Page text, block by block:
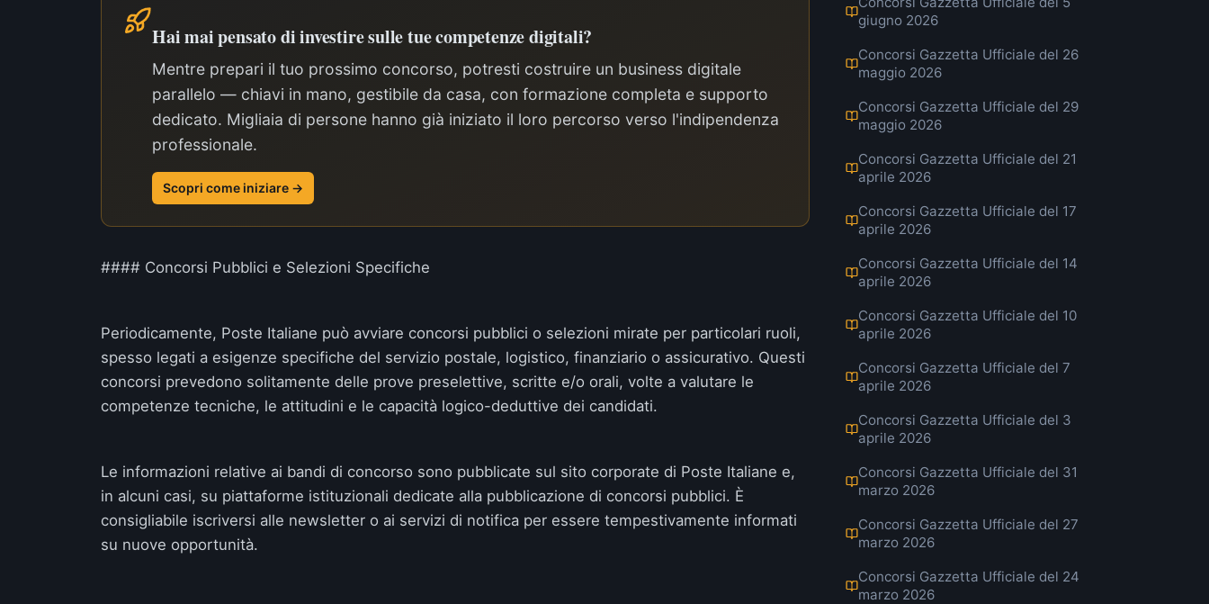
Hai mai pensato di investire sulle tue competenze digitali?
Mentre prepari il tuo prossimo concorso, potresti costruire un business digitale
parallelo — chiavi in mano, gestibile da casa, con formazione completa e supporto
dedicato. Migliaia di persone hanno già iniziato il loro percorso verso l'indipendenza
professionale.
Scopri come iniziare →
#### Concorsi Pubblici e Selezioni Specifiche
Periodicamente, Poste Italiane può avviare concorsi pubblici o selezioni mirate per particolari ruoli,
spesso legati a esigenze specifiche del servizio postale, logistico, finanziario o assicurativo. Questi
concorsi prevedono solitamente delle prove preselettive, scritte e/o orali, volte a valutare le
competenze tecniche, le attitudini e le capacità logico-deduttive dei candidati.
Le informazioni relative ai bandi di concorso sono pubblicate sul sito corporate di Poste Italiane e,
in alcuni casi, su piattaforme istituzionali dedicate alla pubblicazione di concorsi pubblici. È
consigliabile iscriversi alle newsletter o ai servizi di notifica per essere tempestivamente informati
su nuove opportunità.
giugno 2026
Concorsi Gazzetta Ufficiale del 26
maggio 2026
Concorsi Gazzetta Ufficiale del 29
maggio 2026
Concorsi Gazzetta Ufficiale del 21
aprile 2026
Concorsi Gazzetta Ufficiale del 17
aprile 2026
Concorsi Gazzetta Ufficiale del 14
aprile 2026
Concorsi Gazzetta Ufficiale del 10
aprile 2026
Concorsi Gazzetta Ufficiale del 7
aprile 2026
Concorsi Gazzetta Ufficiale del 3
aprile 2026
Concorsi Gazzetta Ufficiale del 31
marzo 2026
Concorsi Gazzetta Ufficiale del 27
marzo 2026
Concorsi Gazzetta Ufficiale del 24
marzo 2026